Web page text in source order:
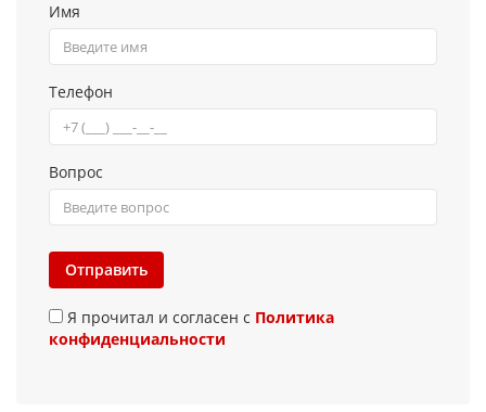
Имя
Телефон
Вопрос
Отправить
Я прочитал и согласен с Политика
конфиденциальности